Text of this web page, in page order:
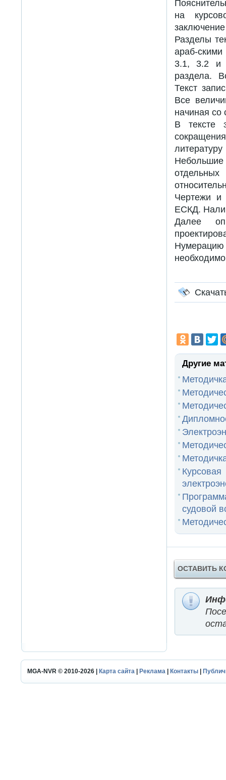
на
Разделы
араб-
3.1, 3.2 и
раздела.
Текст
Все
начиная со
В тексте
Небольшие
Чертежи и
ЕСКД.
Далее
Другие
судовой
ОСТАВИТЬ
MGA-NVR © 2010-2026 | Карта сайта Реклама Контакты